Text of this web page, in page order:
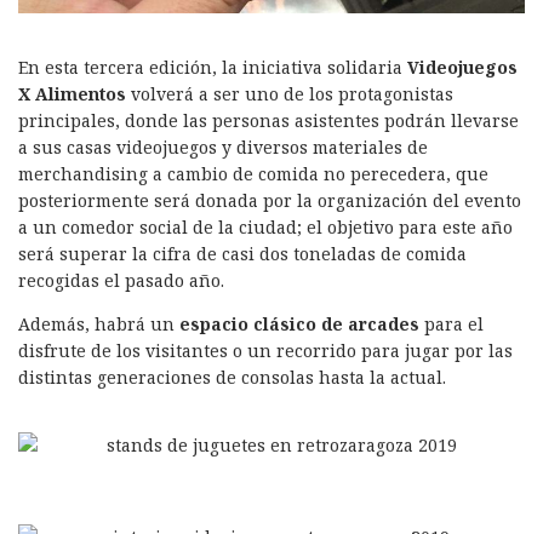
En esta tercera edición, la iniciativa solidaria Videojuegos
X Alimentos volverá a ser uno de los protagonistas
principales, donde las personas asistentes podrán llevarse
a sus casas videojuegos y diversos materiales de
merchandising a cambio de comida no perecedera, que
posteriormente será donada por la organización del evento
a un comedor social de la ciudad; el objetivo para este año
será superar la cifra de casi dos toneladas de comida
recogidas el pasado año.
Además, habrá un espacio clásico de arcades para el
disfrute de los visitantes o un recorrido para jugar por las
distintas generaciones de consolas hasta la actual.